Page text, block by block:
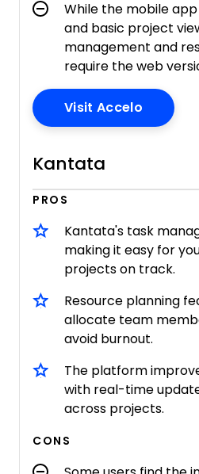
While the mobile
and basic project
management and
require the web
Visit AcceloOpens
Kantata
PROS
Kantata's task
making it easy for
projects on track.
Resource planning
allocate team
avoid burnout.
The platform
with real-time
across projects.
CONS